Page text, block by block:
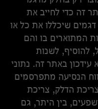
זה כדי לחייב את
שיכללו את כל או
המתוארים בו והם
להוסיף, לשנות
באתר זה. נתוני
הנסיעה מתפרסמים
הדלק, צריכת
בין היתר, גם